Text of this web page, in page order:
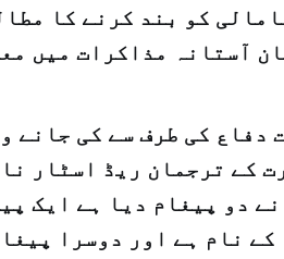
کو بند کرنے کا
آستانہ مذاکرات میں
دفاع کی طرف سے کی جانے
کے ترجمان ریڈ اسٹار
دو پیغام دیا ہے ایک
نام ہے اور دوسرا